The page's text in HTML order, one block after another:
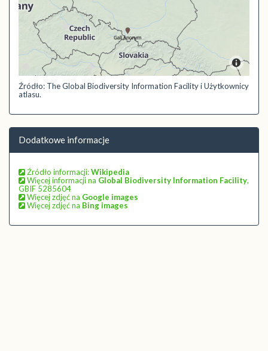
Źródło: The Global Biodiversity Information Facility i Użytkownicy
atlasu.
Dodatkowe informacje
Źródło informacji:Wikipedia
Więcej informacji na Global Biodiversity Information Facility,
GBIF 5285604
Więcej zdjęć na Google images
Więcej zdjęć na Bing images